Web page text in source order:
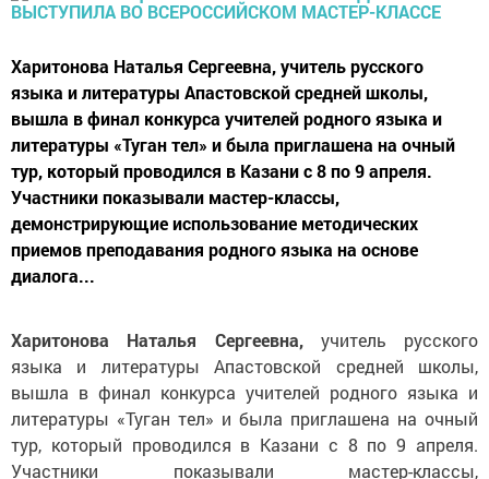
Харитонова Наталья Сергеевна, учитель русского
языка и литературы Апастовской средней школы,
вышла в финал конкурса учителей родного языка и
литературы «Туган тел» и была приглашена на очный
тур, который проводился в Казани с 8 по 9 апреля.
Участники показывали мастер-классы,
демонстрирующие использование методических
приемов преподавания родного языка на основе
диалога...
Харитонова Наталья Сергеевна,учитель русского
языка и литературы Апастовской средней школы,
вышла в финал конкурса учителей родного языка и
литературы «Туган тел» и была приглашена на очный
тур, который проводился в Казани с 8 по 9 апреля.
Участники показывали мастер-классы,